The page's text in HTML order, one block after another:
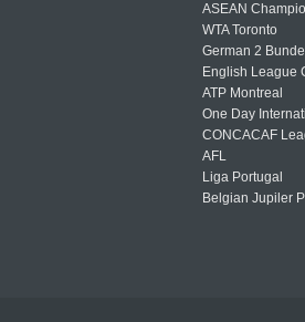
ASEAN
WTA Toronto
German 2
English League
ATP Montreal
One Day
CONCACAF
AFL
Liga Portugal
Belgian Jupiler